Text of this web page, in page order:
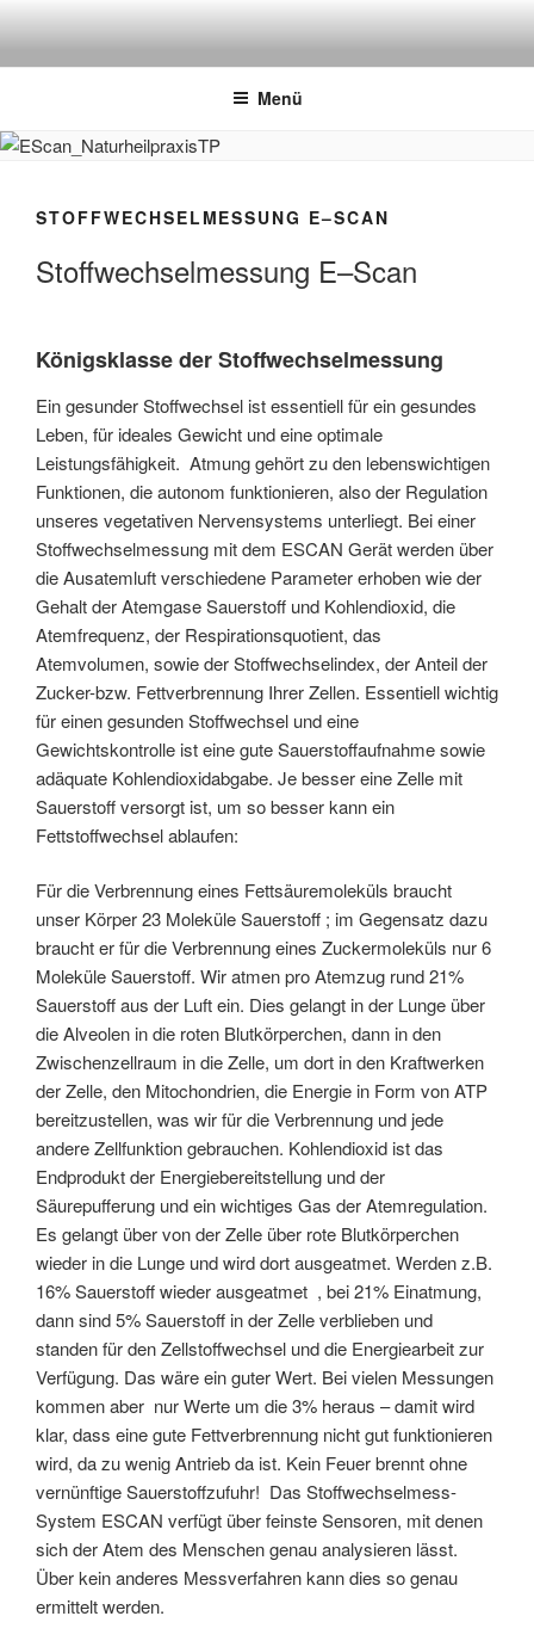
springen
Menü
STOFFWECHSELMESSUNG E–SCAN
Stoffwechselmessung E–Scan
Königsklasse der Stoffwechselmessung
Ein gesunder Stoffwechsel ist essentiell für ein gesundes
Leben, für ideales Gewicht und eine optimale
Leistungsfähigkeit. Atmung gehört zu den lebenswichtigen
Funktionen, die autonom funktionieren, also der Regulation
unseres vegetativen Nervensystems unterliegt. Bei einer
Stoffwechselmessung mit dem ESCAN Gerät werden über
die Ausatemluft verschiedene Parameter erhoben wie der
Gehalt der Atemgase Sauerstoff und Kohlendioxid, die
Atemfrequenz, der Respirationsquotient, das
Atemvolumen, sowie der Stoffwechselindex, der Anteil der
Zucker-bzw. Fettverbrennung Ihrer Zellen. Essentiell wichtig
für einen gesunden Stoffwechsel und eine
Gewichtskontrolle ist eine gute Sauerstoffaufnahme sowie
adäquate Kohlendioxidabgabe. Je besser eine Zelle mit
Sauerstoff versorgt ist, um so besser kann ein
Fettstoffwechsel ablaufen:
Für die Verbrennung eines Fettsäuremoleküls braucht
unser Körper 23 Moleküle Sauerstoff ; im Gegensatz dazu
braucht er für die Verbrennung eines Zuckermoleküls nur 6
Moleküle Sauerstoff. Wir atmen pro Atemzug rund 21%
Sauerstoff aus der Luft ein. Dies gelangt in der Lunge über
die Alveolen in die roten Blutkörperchen, dann in den
Zwischenzellraum in die Zelle, um dort in den Kraftwerken
der Zelle, den Mitochondrien, die Energie in Form von ATP
bereitzustellen, was wir für die Verbrennung und jede
andere Zellfunktion gebrauchen. Kohlendioxid ist das
Endprodukt der Energiebereitstellung und der
Säurepufferung und ein wichtiges Gas der Atemregulation.
Es gelangt über von der Zelle über rote Blutkörperchen
wieder in die Lunge und wird dort ausgeatmet. Werden z.B.
16% Sauerstoff wieder ausgeatmet , bei 21% Einatmung,
dann sind 5% Sauerstoff in der Zelle verblieben und
standen für den Zellstoffwechsel und die Energiearbeit zur
Verfügung. Das wäre ein guter Wert. Bei vielen Messungen
kommen aber nur Werte um die 3% heraus – damit wird
klar, dass eine gute Fettverbrennung nicht gut funktionieren
wird, da zu wenig Antrieb da ist. Kein Feuer brennt ohne
vernünftige Sauerstoffzufuhr! Das Stoffwechselmess-
System ESCAN verfügt über feinste Sensoren, mit denen
sich der Atem des Menschen genau analysieren lässt.
Über kein anderes Messverfahren kann dies so genau
ermittelt werden.